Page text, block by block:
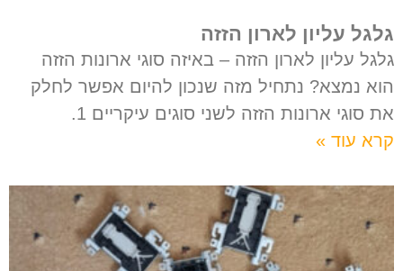
גלגל עליון לארון הזזה
גלגל עליון לארון הזזה – באיזה סוגי ארונות הזזה
הוא נמצא? נתחיל מזה שנכון להיום אפשר לחלק
את סוגי ארונות הזזה לשני סוגים עיקריים 1.
קרא עוד »